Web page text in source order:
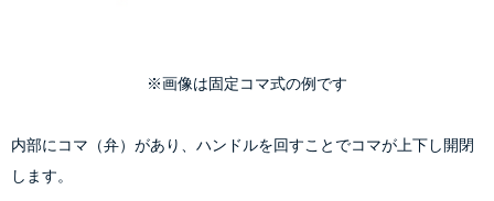
※画像は固定コマ式の例です
内部にコマ（弁）があり、ハンドルを回すことでコマが上下し開閉
します。